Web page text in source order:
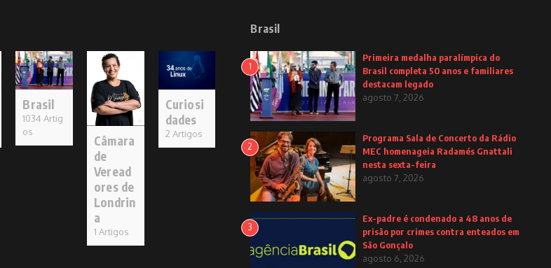
Brasil
1034 Artig
os
Câmara
de
Veread
ores de
Londrin
a
1 Artigos
Curiosi
dades
2 Artigos
Brasil
1
Primeira medalha paralímpica do
Brasil completa 50 anos e familiares
destacam legado
agosto 7, 2026
2
Programa Sala de Concerto da Rádio
MEC homenageia Radamés Gnattali
nesta sexta-feira
agosto 7, 2026
3
Ex-padre é condenado a 48 anos de
prisão por crimes contra enteados em
São Gonçalo
agosto 6, 2026